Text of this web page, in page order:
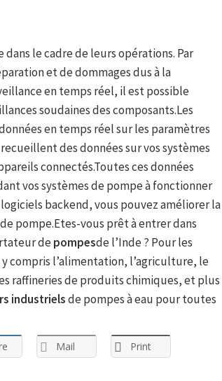
le cadre de leurs opérations. Par
et de dommages dus à la
en temps réel, il est possible
soudaines des composants.Les
en temps réel sur les paramètres
des données sur vos systèmes
connectés.Toutes ces données
vos systèmes de pompe à fonctionner
backend, vous pouvez améliorer la
pompe.Etes-vous prêt à entrer dans
depompesde l’Inde ? Pour les
compris l’alimentation, l’agriculture, le
raffineries de produits chimiques, et plus
industrielsde pompes à eau pour toutes
Mail Print